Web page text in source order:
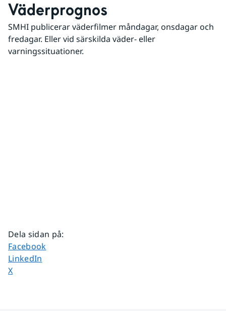
Väderprognos
SMHI publicerar väderfilmer måndagar, onsdagar och
fredagar. Eller vid särskilda väder- eller
varningssituationer.
Dela sidan på:
Dela sidan på
Facebook
Dela sidan på
LinkedIn
Dela sidan på
X